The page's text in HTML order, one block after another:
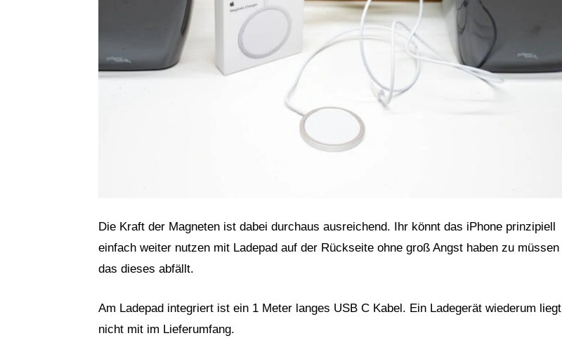
Die Kraft der Magneten ist dabei durchaus ausreichend. Ihr könnt das iPhone prinzipiell
einfach weiter nutzen mit Ladepad auf der Rückseite ohne groß Angst haben zu müssen
das dieses abfällt.
Am Ladepad integriert ist ein 1 Meter langes USB C Kabel. Ein Ladegerät wiederum liegt
nicht mit im Lieferumfang.